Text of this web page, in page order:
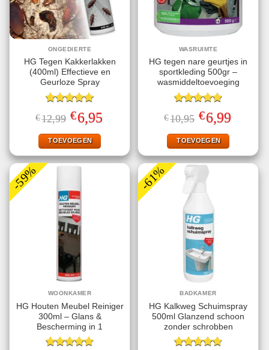
ONGEDIERTE
HG Tegen Kakkerlakken
(400ml) Effectieve en
Geurloze Spray
Gewaardeerd
5.00uit 5
€12,99 Oorspronkelijke
prijs
was:
€12,99.
€6,95prijs
TOEVOEGEN
WASRUIMTE
HG tegen nare geurtjes in
sportkleding 500gr –
wasmiddeltoevoeging
Gewaardeerd
4.89uit 5
€10,95 Oorspronkelijke
prijs
was:
€10,95.
€6,99Huidige
prijs
TOEVOEGEN
-59%
WOONKAMER
HG Houten Meubel Reiniger
300ml – Glans &
Bescherming in 1
-61%
BADKAMER
HG Kalkweg Schuimspray
500ml Glanzend schoon
zonder schrobben